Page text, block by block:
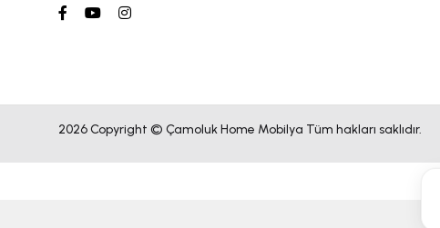
2026 Copyright © Çamoluk Home Mobilya Tüm hakları saklıdır.